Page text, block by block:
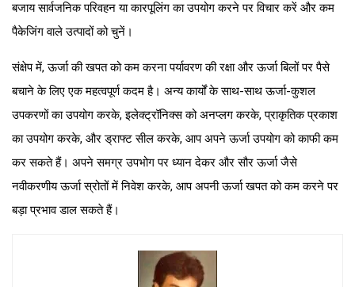
बजाय सार्वजनिक परिवहन या कारपूलिंग का उपयोग करने पर विचार करें और कम
पैकेजिंग वाले उत्पादों को चुनें।
संक्षेप में, ऊर्जा की खपत को कम करना पर्यावरण की रक्षा और ऊर्जा बिलों पर पैसे
बचाने के लिए एक महत्वपूर्ण कदम है। अन्य कार्यों के साथ-साथ ऊर्जा-कुशल
उपकरणों का उपयोग करके, इलेक्ट्रॉनिक्स को अनप्लग करके, प्राकृतिक प्रकाश
का उपयोग करके, और ड्राफ्ट सील करके, आप अपने ऊर्जा उपयोग को काफी कम
कर सकते हैं। अपने समग्र उपभोग पर ध्यान देकर और सौर ऊर्जा जैसे
नवीकरणीय ऊर्जा स्रोतों में निवेश करके, आप अपनी ऊर्जा खपत को कम करने पर
बड़ा प्रभाव डाल सकते हैं।